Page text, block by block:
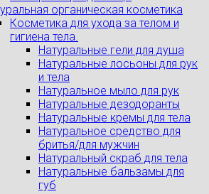
органическая косметика
Косметика для ухода за телом и
гигиена тела.
Натуральные гели для душа
Натуральные лосьоны для рук
и тела
Натуральное мыло для рук
Натуральные дезодоранты
Натуральные кремы для тела
Натуральное средство для
бритья/для мужчин
Натуральный скраб для тела
Натуральные бальзамы для
губ